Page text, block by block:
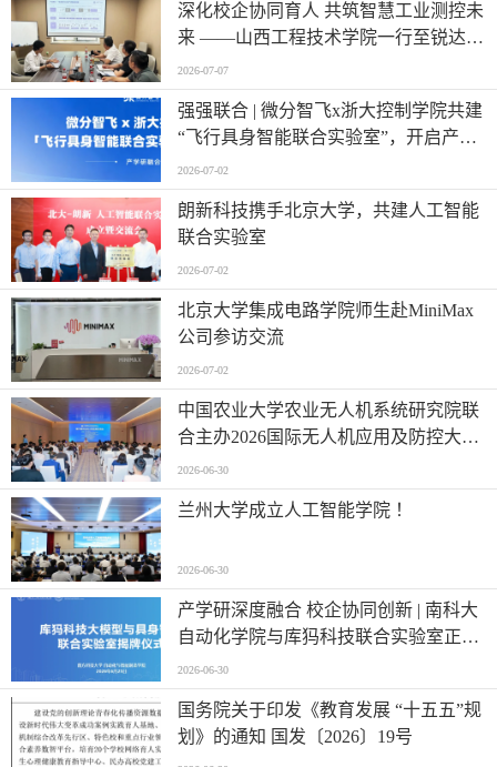
深化校企协同育人 共筑智慧工业测控未
来 ——山西工程技术学院一行至锐达工
业集团参观调研
2026-07-07
强强联合 | 微分智飞x浙大控制学院共建
“飞行具身智能联合实验室”，开启产学
研深度融合新篇章
2026-07-02
朗新科技携手北京大学，共建人工智能
联合实验室
2026-07-02
北京大学集成电路学院师生赴MiniMax
公司参访交流
2026-07-02
中国农业大学农业无人机系统研究院联
合主办2026国际无人机应用及防控大会
第六届农业无人机应用交流会
2026-06-30
兰州大学成立人工智能学院 ！
2026-06-30
产学研深度融合 校企协同创新 | 南科大
自动化学院与库犸科技联合实验室正式
揭牌
2026-06-30
国务院关于印发《教育发展 “十五五”规
划》的通知 国发〔2026〕19号